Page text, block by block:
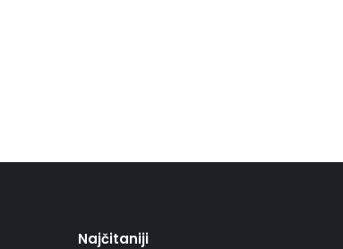
Najčitaniji